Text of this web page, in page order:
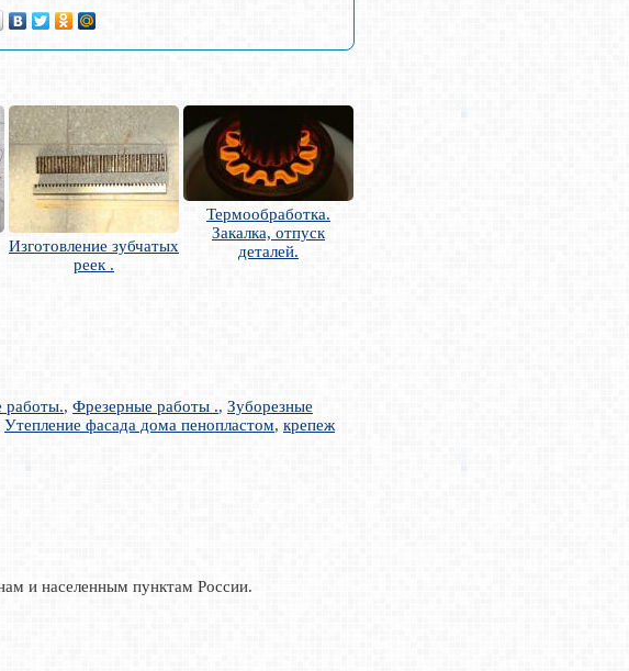
Изготовление зубчатых
реек .
Термообработка.
Закалка, отпуск
деталей.
работы., Фрезерные работы ., Зуборезные
Утепление фасада дома пенопластом, крепеж
и населенным пунктам России.